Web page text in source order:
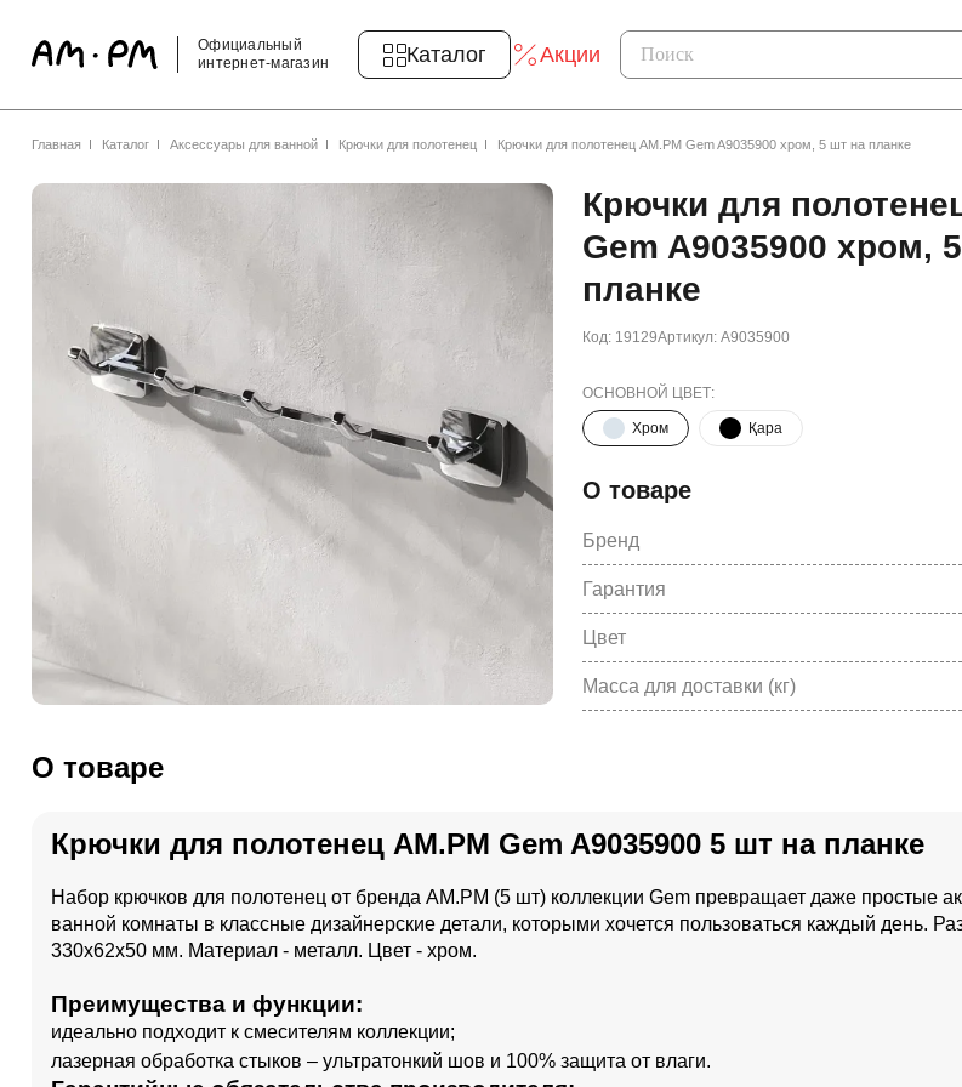
Официальный
интернет-магазин
Каталог Акции
Главная Каталог Аксессуары для ванной Крючки для полотенец Крючки для полотенец AM.PM Gem A9035900 хром, 5 шт на планке
Крючки для
Gem A9035900 хром,
планке
Код: 19129Артикул: A9035900
ОСНОВНОЙ ЦВЕТ:
Хром Қара
О товаре
Бренд
Гарантия
Цвет
Масса для доставки (кг)
О товаре
Крючки для полотенец AM.PM Gem A9035900 5 шт на планке
Набор крючков для полотенец от бренда AM.PM (5 шт) коллекции Gem превращает даже простые
ванной комнаты в классные дизайнерские детали, которыми хочется пользоваться каждый день.
330x62x50 мм. Материал - металл. Цвет - хром.
Преимущества и функции:
идеально подходит к смесителям коллекции;
лазерная обработка стыков – ультратонкий шов и 100% защита от влаги.